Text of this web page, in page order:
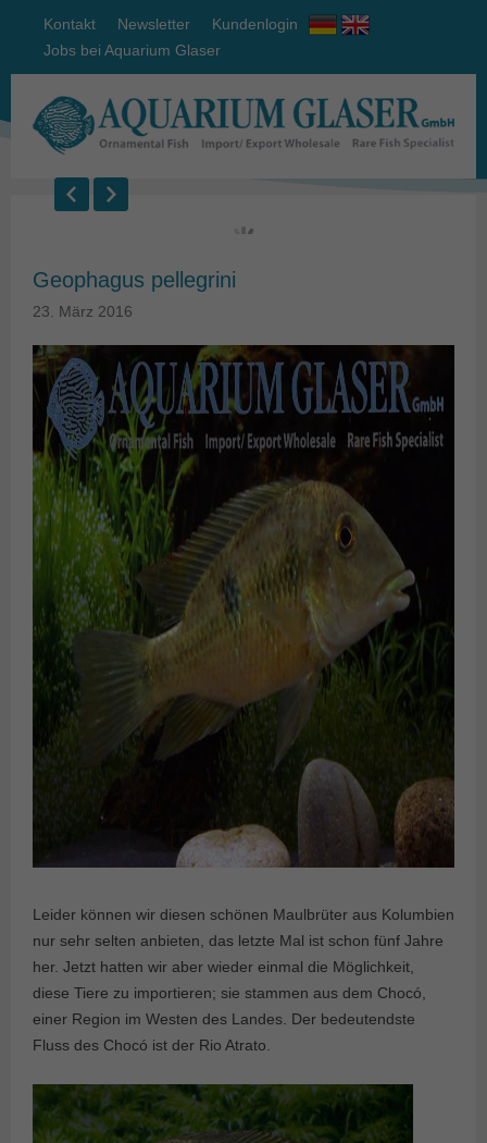
Kontakt Newsletter
Kundenlogin
Jobs bei Aquarium Glaser
Geophagus pellegrini
23. März 2016
Leider können wir diesen schönen Maulbrüter aus Kolumbien
nur sehr selten anbieten, das letzte Mal ist schon fünf Jahre
her. Jetzt hatten wir aber wieder einmal die Möglichkeit,
diese Tiere zu importieren; sie stammen aus dem Chocó,
einer Region im Westen des Landes. Der bedeutendste
Fluss des Chocó ist der Rio Atrato.